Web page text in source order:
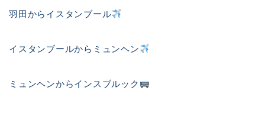
羽田からイスタンブール
イスタンブールからミュンヘン
ミュンヘンからインスブルック